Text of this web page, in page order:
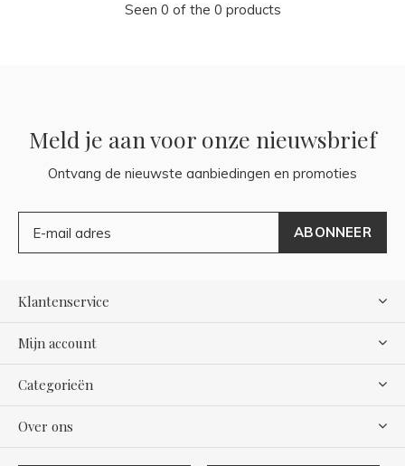
Seen 0 of the 0 products
Meld je aan voor onze nieuwsbrief
Ontvang de nieuwste aanbiedingen en promoties
ABONNEER
Klantenservice
Mijn account
Categorieën
Over ons